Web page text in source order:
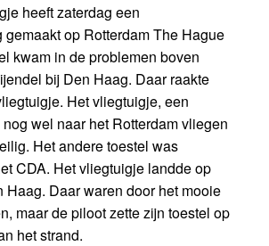
heeft zaterdag een
op Rotterdam The Hague
kwam in de problemen boven
bij Den Haag. Daar raakte
Het vliegtuigje, een
wel naar het Rotterdam vliegen
Het andere toestel was
CDA. Het vliegtuigje landde op
Haag. Daar waren door het mooie
maar de piloot zette zijn toestel op
het strand.